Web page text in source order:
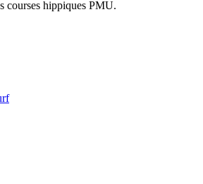
courses hippiques PMU.